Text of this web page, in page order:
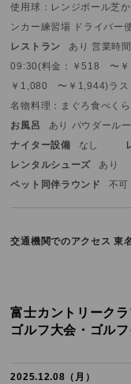
使用球：レンジボール芝
ンカー練習場 ドライバー
レストラン
あり 営業
09:30(料金：￥518 〜￥
￥1,080 〜￥1,944) ラ
名物料理：まぐろ食べく
お風呂
あり パウダール
ナイター設備
なし
レンタルシューズ
あり
ペット同伴ラウンド
不可
交通機関でのアクセス東
富士カントリーク
ゴルフ大会・ゴル
2025.12.08（月）